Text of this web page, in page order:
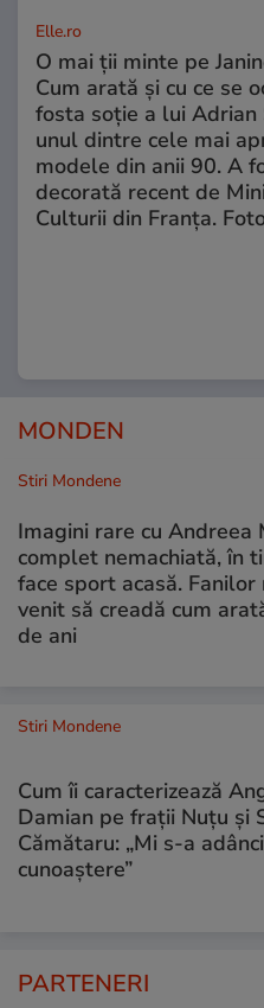
Elle.ro
O mai ții minte pe
Cum arată și cu ce se
fosta soție a lui Adrian
unul dintre cele mai
modele din anii 90. A
decorată recent de
Culturii din Franța.
MONDEN
Stiri Mondene
Imagini rare cu Andreea
complet nemachiată, în
face sport acasă. Fanilor
venit să creadă cum
de ani
Stiri Mondene
Cum îi caracterizează
Damian pe frații Nuțu și
Cămătaru: „Mi s-a
cunoaștere”
PARTENERI